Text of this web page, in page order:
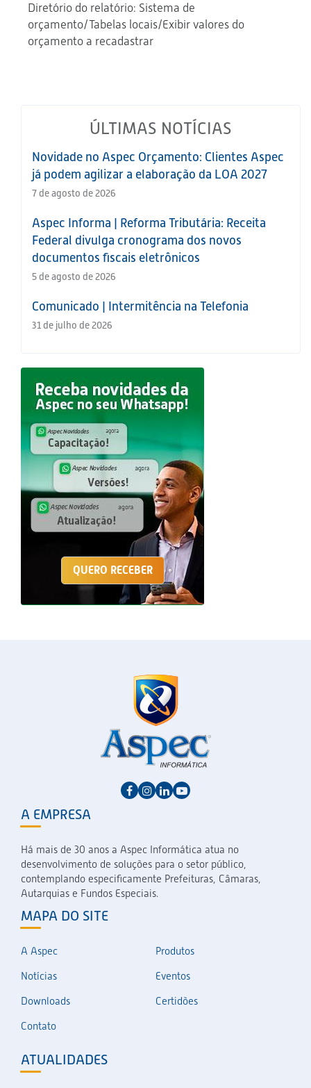
Diretório do relatório: Sistema de
orçamento/Tabelas locais/Exibir valores do
orçamento a recadastrar
ÚLTIMAS NOTÍCIAS
Novidade no Aspec Orçamento: Clientes Aspec
já podem agilizar a elaboração da LOA 2027
7 de agosto de 2026
Aspec Informa | Reforma Tributária: Receita
Federal divulga cronograma dos novos
documentos fiscais eletrônicos
5 de agosto de 2026
Comunicado | Intermitência na Telefonia
31 de julho de 2026
QUERO RECEBER
A EMPRESA
Há mais de 30 anos a Aspec Informática atua no
desenvolvimento de soluções para o setor público,
contemplando especificamente Prefeituras, Câmaras,
Autarquias e Fundos Especiais.
MAPA DO SITE
A Aspec
Produtos
Notícias
Eventos
Downloads
Certidões
Contato
ATUALIDADES